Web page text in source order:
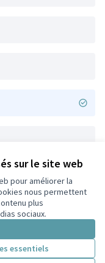
sur le site web
pour améliorer la
nous permettent
plus
sociaux.
essentiels